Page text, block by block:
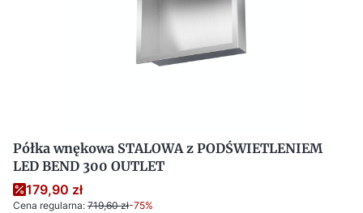
Półka wnękowa STALOWA z PODŚWIETLENIEM
LED BEND 300 OUTLET
179,90 zł
Cena regularna: 719,60 zł-75%